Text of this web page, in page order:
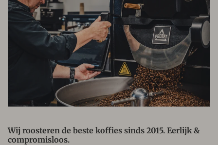
Wij roosteren de beste koffies sinds 2015. Eerlijk &
compromisloos.